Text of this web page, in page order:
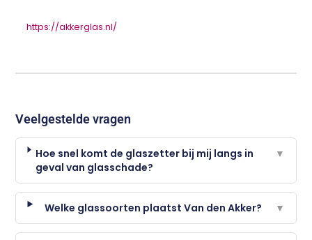
https://akkerglas.nl/
Veelgestelde vragen
Hoe snel komt de glaszetter bij mij langs in
geval van glasschade?
▼
Welke glassoorten plaatst Van den Akker? ▼